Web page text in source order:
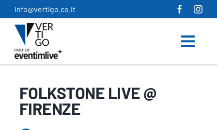
Salta
al
contenuto
info@vertigo.co.it
FOLKSTONE LIVE @
FIRENZE